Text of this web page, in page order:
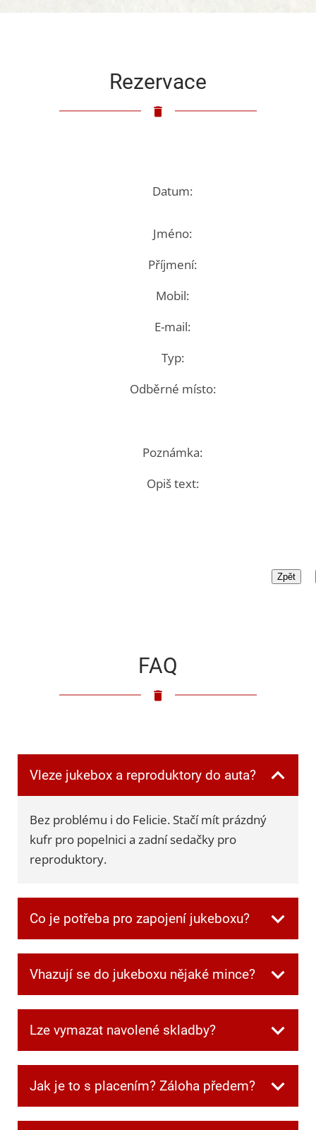
Rezervace
Datum:
Jméno:
Příjmení:
Mobil:
E-mail:
Typ:
Odběrné místo:
Poznámka:
Opiš text:
FAQ
Vleze jukebox a reproduktory do auta?
Bez problému i do Felicie. Stačí mít prázdný
kufr pro popelnici a zadní sedačky pro
reproduktory.
Co je potřeba pro zapojení jukeboxu?
převzetí. Jen je potřeba mít jednu zásuvku
reprobedny.
Vhazují se do jukeboxu nějaké mince?
kredity.
Lze vymazat navolené skladby?
ostatní nechtějí poslouchat, můžete frontu
Jak je to s placením? Záloha předem?